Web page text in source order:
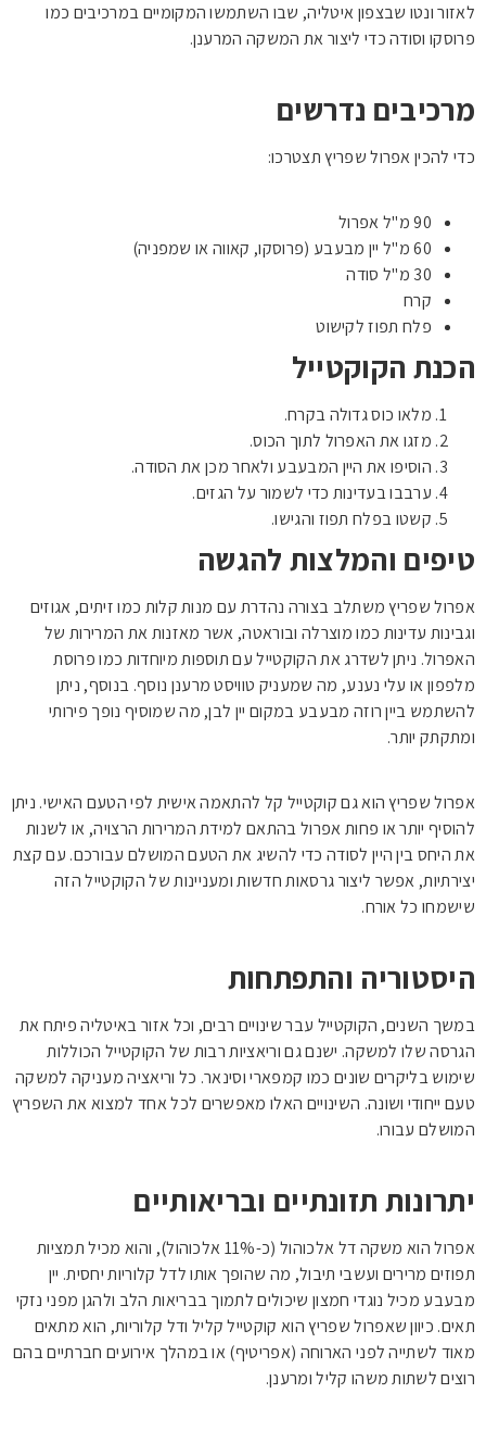
לאזור ונטו שבצפון איטליה, שבו השתמשו המקומיים במרכיבים כמו
פרוסקו וסודה כדי ליצור את המשקה המרענן.
מרכיבים נדרשים
כדי להכין אפרול שפריץ תצטרכו:
90 מ"ל אפרול
60 מ"ל יין מבעבע (פרוסקו, קאווה או שמפניה)
30 מ"ל סודה
קרח
פלח תפוז לקישוט
הכנת הקוקטייל
מלאו כוס גדולה בקרח.
מזגו את האפרול לתוך הכוס.
הוסיפו את היין המבעבע ולאחר מכן את הסודה.
ערבבו בעדינות כדי לשמור על הגזים.
קשטו בפלח תפוז והגישו.
טיפים והמלצות להגשה
אפרול שפריץ משתלב בצורה נהדרת עם מנות קלות כמו זיתים, אגוזים
וגבינות עדינות כמו מוצרלה ובוראטה, אשר מאזנות את המרירות של
האפרול. ניתן לשדרג את הקוקטייל עם תוספות מיוחדות כמו פרוסת
מלפפון או עלי נענע, מה שמעניק טוויסט מרענן נוסף. בנוסף, ניתן
להשתמש ביין רוזה מבעבע במקום יין לבן, מה שמוסיף נופך פירותי
ומתקתק יותר.
אפרול שפריץ הוא גם קוקטייל קל להתאמה אישית לפי הטעם האישי. ניתן
להוסיף יותר או פחות אפרול בהתאם למידת המרירות הרצויה, או לשנות
את היחס בין היין לסודה כדי להשיג את הטעם המושלם עבורכם. עם קצת
יצירתיות, אפשר ליצור גרסאות חדשות ומעניינות של הקוקטייל הזה
שישמחו כל אורח.
היסטוריה והתפתחות
במשך השנים, הקוקטייל עבר שינויים רבים, וכל אזור באיטליה פיתח את
הגרסה שלו למשקה. ישנם גם וריאציות רבות של הקוקטייל הכוללות
שימוש בליקרים שונים כמו קמפארי וסינאר. כל וריאציה מעניקה למשקה
טעם ייחודי ושונה. השינויים האלו מאפשרים לכל אחד למצוא את השפריץ
המושלם עבורו.
יתרונות תזונתיים ובריאותיים
אפרול הוא משקה דל אלכוהול (כ-11% אלכוהול), והוא מכיל תמציות
תפוזים מרירים ועשבי תיבול, מה שהופך אותו לדל קלוריות יחסית. יין
מבעבע מכיל נוגדי חמצון שיכולים לתמוך בבריאות הלב ולהגן מפני נזקי
תאים. כיוון שאפרול שפריץ הוא קוקטייל קליל ודל קלוריות, הוא מתאים
מאוד לשתייה לפני הארוחה (אפריטיף) או במהלך אירועים חברתיים בהם
רוצים לשתות משהו קליל ומרענן.